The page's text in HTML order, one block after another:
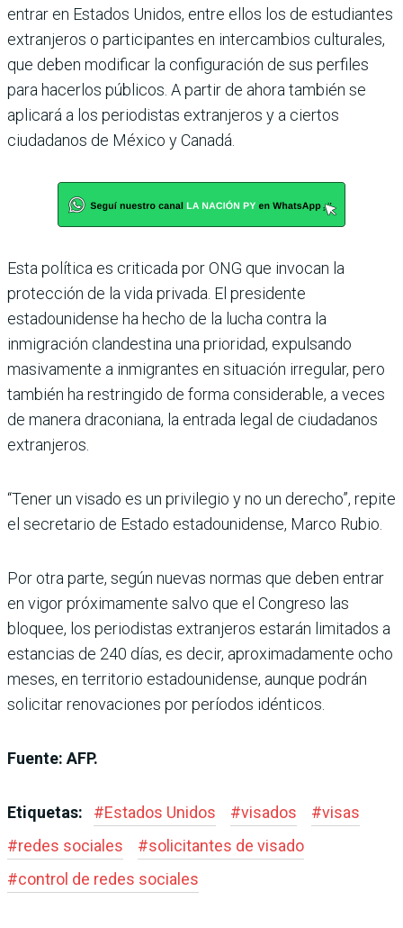
entrar en Estados Unidos, entre ellos los de estudiantes
extranjeros o participantes en intercambios culturales,
que deben modificar la configuración de sus perfiles
para hacerlos públicos. A partir de ahora también se
aplicará a los periodistas extranjeros y a ciertos
ciudadanos de México y Canadá.
Esta política es criticada por ONG que invocan la
protección de la vida privada. El presidente
estadounidense ha hecho de la lucha contra la
inmigración clandestina una prioridad, expulsando
masivamente a inmigrantes en situación irregular, pero
también ha restringido de forma considerable, a veces
de manera draconiana, la entrada legal de ciudadanos
extranjeros.
“Tener un visado es un privilegio y no un derecho”, repite
el secretario de Estado estadounidense, Marco Rubio.
Por otra parte, según nuevas normas que deben entrar
en vigor próximamente salvo que el Congreso las
bloquee, los periodistas extranjeros estarán limitados a
estancias de 240 días, es decir, aproximadamente ocho
meses, en territorio estadounidense, aunque podrán
solicitar renovaciones por períodos idénticos.
Fuente: AFP.
Etiquetas: #Estados Unidos #visados #visas
#redes sociales #solicitantes de visado
#control de redes sociales